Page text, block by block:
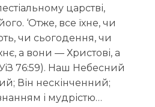
царстві,
‘Отже, все їхне, чи
чи сьогодення, чи
а вони — Христові, а
76:59). Наш Небесний
Він нескінченний;
і мудрістю…